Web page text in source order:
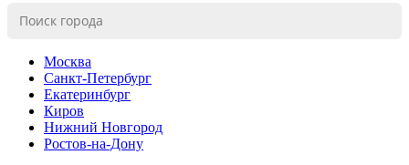
Москва
Санкт-Петербург
Екатеринбург
Киров
Нижний Новгород
Ростов-на-Дону